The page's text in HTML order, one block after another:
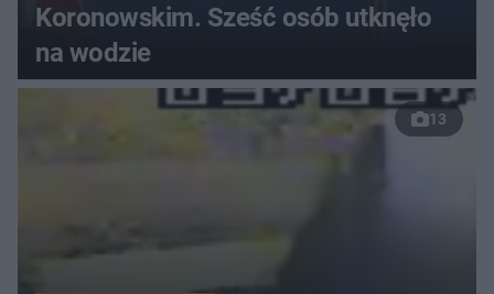
Koronowskim. Sześć osób utknęło
na wodzie
13